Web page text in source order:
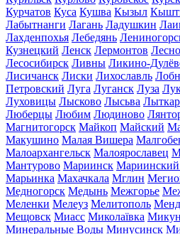
Курчатов Куса Кушва Кызыл
Лабытнанги Лагань Ладушкин
Лахденпохья Лебедянь
Кузнецкий Ленск Лермонтов
Лесосибирск Ливны Ликино-
Лисичанск Лиски Лихославль
Петровский Луга Луганск Луза
Луховицы Лысково Лысьва
Люберцы Любим Людиново
Магнитогорск Майкоп Майский
Макушино Малая Вишера
Малоархангельск Малоярославец
Мантурово Мариинск
Марьинка Махачкала Мглин
Медногорск Медынь Межгорье
Меленки Мелеуз Мелитополь
Мещовск Миасс Миколаївка
Минеральные Воды Минусинск